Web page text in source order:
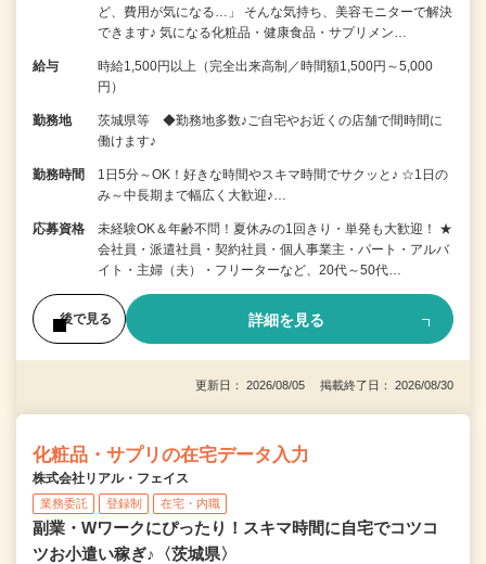
ど、費用が気になる…」 そんな気持ち、美容モニターで解決
できます♪ 気になる化粧品・健康食品・サプリメン…
給与
時給1,500円以上（完全出来高制／時間額1,500円～5,000
円）
勤務地
茨城県等 ◆勤務地多数♪ご自宅やお近くの店舗で間時間に
働けます♪
勤務時間
1日5分～OK！好きな時間やスキマ時間でサクッと♪ ☆1日の
み～中長期まで幅広く大歓迎♪…
応募資格
未経験OK＆年齢不問！夏休みの1回きり・単発も大歓迎！ ★
会社員・派遣社員・契約社員・個人事業主・パート・アルバ
イト・主婦（夫）・フリーターなど、20代～50代…
後で見る 詳細を見る
更新日： 2026/08/05 掲載終了日： 2026/08/30
化粧品・サプリの在宅データ入力
株式会社リアル・フェイス
業務委託 登録制 在宅・内職
副業・Wワークにぴったり！スキマ時間に自宅でコツコ
ツお小遣い稼ぎ♪〈茨城県〉